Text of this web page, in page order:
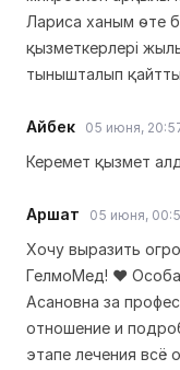
Лариса ханым өте
қызметкерлері
тынышталып
Айбек 05 июня,
Керемет қызмет
Аршат 05 июня,
Хочу выразить
ГелмоМед! ❤️
Асановна за
отношение и
этапе лечения всё